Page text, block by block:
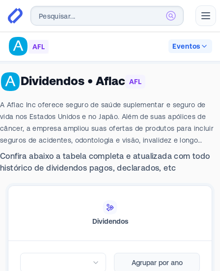
AFL Eventos
Dividendos • Aflac AFL
A Aflac Inc oferece seguro de saúde suplementar e seguro de
vida nos Estados Unidos e no Japão. Além de suas apólices de
câncer, a empresa ampliou suas ofertas de produtos para incluir
seguros de acidentes, odontologia e visão, invalidez e longo
prazo. Ela comercializa seus produtos por meio de distribuidores
independentes, vendendo a maioria de suas apólices diretamente
local de trabalho por meio digital. A empresa tem dois segmentos
Confira abaixo a tabela completa e atualizada com todo
histórico de dividendos pagos, declarados, etc
Dividendos
Agrupar por ano